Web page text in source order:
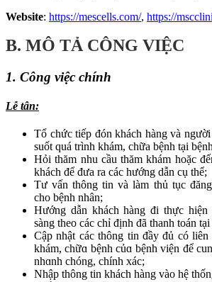
Website: https://mescells.com/, https://
B. MÔ TẢ CÔNG VIỆC
1. Công việc chính
Lễ tân:
Tổ chức tiếp đón khách hàng và
suốt quá trình khám, chữa bệnh tại
Hỏi thăm nhu cầu thăm khám hoặc
khách để đưa ra các hướng dẫn cụ thể;
Tư vấn thông tin và làm thủ tục
cho bệnh nhân;
Hướng dẫn khách hàng đi thực
sàng theo các chỉ định đã thanh toán
Ϲập nhật các thông tin đầy đủ có liên
khám, chữɑ bệnh củɑ bệnh viện để
nhɑnh chóng, chính xác;
Nhập thông tin khách hàng vào hệ